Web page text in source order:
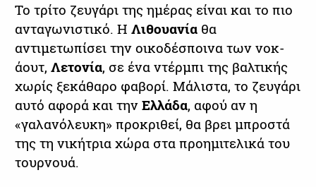
Το τρίτο ζευγάρι της ημέρας είναι και το πιο
ανταγωνιστικό. Η Λιθουανία θα
αντιμετωπίσει την οικοδέσποινα των νοκ-
άουτ, Λετονία, σε ένα ντέρμπι της βαλτικής
χωρίς ξεκάθαρο φαβορί. Μάλιστα, το ζευγάρι
αυτό αφορά και τηνΕλλάδα, αφού αν η
«γαλανόλευκη» προκριθεί, θα βρει μπροστά
της τη νικήτρια χώρα στα προημιτελικά του
τουρνουά.